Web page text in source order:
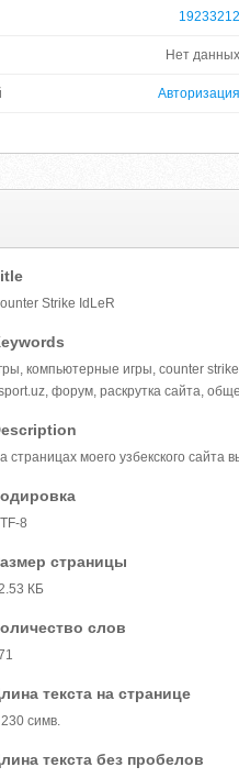
19233212
Нет данных
Авторизация
Strike IdLeR
компьютерные игры, counter
форум, раскрутка сайта,
страницах моего узбекского
8
страницы
КБ
слов
текста на странице
симв.
текста без пробелов